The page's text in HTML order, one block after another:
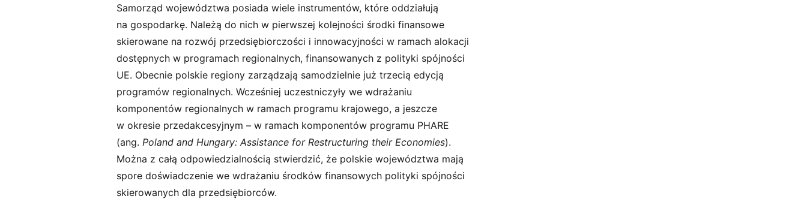
Samorząd województwa posiada wiele instrumentów, które oddziałują
na gospodarkę. Należą do nich w pierwszej kolejności środki finansowe
skierowane na rozwój przedsiębiorczości i innowacyjności w ramach alokacji
dostępnych w programach regionalnych, finansowanych z polityki spójności
UE. Obecnie polskie regiony zarządzają samodzielnie już trzecią edycją
programów regionalnych. Wcześniej uczestniczyły we wdrażaniu
komponentów regionalnych w ramach programu krajowego, a jeszcze
w okresie przedakcesyjnym – w ramach komponentów programu PHARE
(ang. Poland and Hungary: Assistance for Restructuring their Economies).
Można z całą odpowiedzialnością stwierdzić, że polskie województwa mają
spore doświadczenie we wdrażaniu środków finansowych polityki spójności
skierowanych dla przedsiębiorców.